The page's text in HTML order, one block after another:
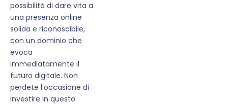
possibilità di dare vita a
una presenza online
solida e riconoscibile,
con un dominio che
evoca
immediatamente il
futuro digitale. Non
perdete l’occasione di
investire in questo